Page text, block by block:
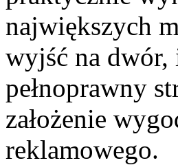
największych
wyjść na dwór,
pełnoprawny
założenie
reklamowego.